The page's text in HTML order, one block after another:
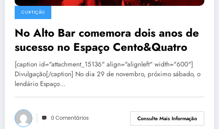
CURTIÇÃO
No Alto Bar comemora dois anos de
sucesso no Espaço Cento&Quatro
[caption id="attachment_15136" align="alignleft" width="600"]
Divulgação[/caption] No dia 29 de novembro, próximo sábado, o
lendário Espaço…
0 Comentários Consulte Mais Informação